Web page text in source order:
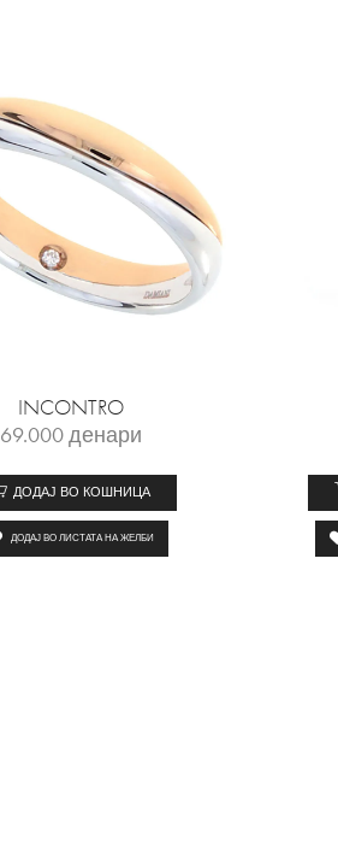
INCONTRO
69.000денари
ДОДАЈ ВО КОШНИЦА
ДОДАЈ ВО ЛИСТАТА НА ЖЕЛБИ